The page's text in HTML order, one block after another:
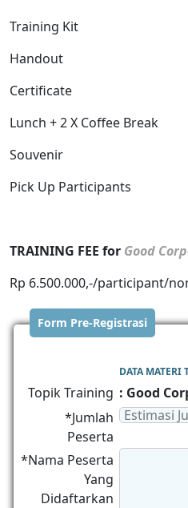
Training Kit
Handout
Certificate
Lunch + 2 X Coffee Break
Souvenir
Pick Up Participants
TRAINING FEE for Good
Rp 6.500.000,-/participant/
Form Pre-Registrasi
DATA MATERI
Topik Training : Good
*Jumlah
Peserta
*Nama Peserta
Yang
Didaftarkan